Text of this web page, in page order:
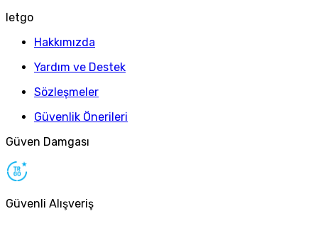
letgo
Hakkımızda
Yardım ve Destek
Sözleşmeler
Güvenlik Önerileri
Güven Damgası
Güvenli Alışveriş